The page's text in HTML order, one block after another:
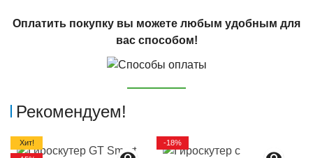
Оплатить покупку вы можете любым удобным для
вас способом!
Рекомендуем!
Хит!
-18%